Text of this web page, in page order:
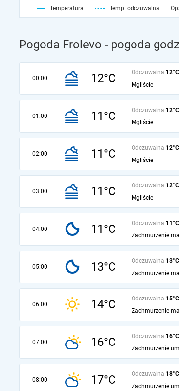
Temperatura Temp. odczuwalna
Pogoda Frolevo - pogoda
00:00 12°C Odczuwalna 12°C
Mgliście
01:00 11°C Odczuwalna 12°C
Mgliście
02:00 11°C Odczuwalna 12°C
Mgliście
03:00 11°C Odczuwalna 12°C
Mgliście
04:00 11°C Odczuwalna 11°C
Zachmurzenie
05:00 13°C Odczuwalna 13°C
Zachmurzenie
06:00 14°C Odczuwalna 15°C
Zachmurzenie
07:00 16°C Odczuwalna 16°C
Zachmurzenie
08:00 17°C Odczuwalna 18°C
Zachmurzenie